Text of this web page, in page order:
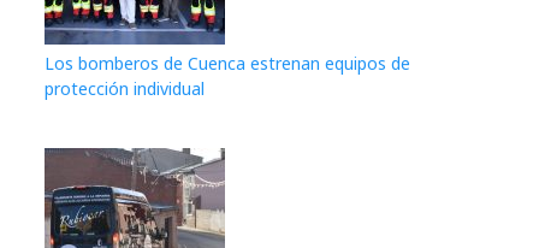
Los bomberos de Cuenca estrenan equipos de
protección individual